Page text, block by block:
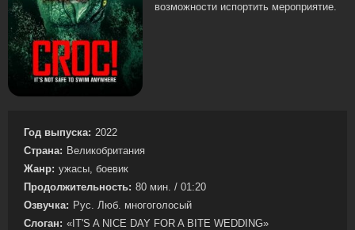
возможности испортить мероприятие.
Год выпуска: 2022
Страна: Великобритания
Жанр: ужасы, боевик
Продолжительность: 80 мин. / 01:20
Озвучка: Рус. Люб. многоголосый
Слоган: «IT'S A NICE DAY FOR A BITE WEDDING»